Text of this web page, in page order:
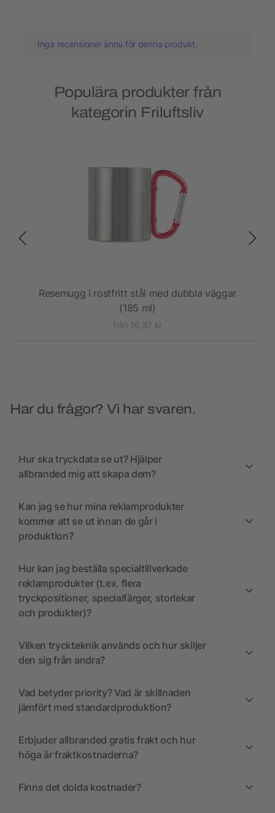
Inga recensioner ännu för denna produkt.
Populära produkter från
kategorin Friluftsliv
Resemugg i rostfritt stål med dubbla väggar
(185 ml)
från 16,87 kr
Har du frågor? Vi har svaren.
Hur ska tryckdata se ut? Hjälper
allbranded mig att skapa dem?
Kan jag se hur mina reklamprodukter
kommer att se ut innan de går i
produktion?
Hur kan jag beställa specialtillverkade
reklamprodukter (t.ex. flera
tryckpositioner, specialfärger, storlekar
och produkter)?
Vilken tryckteknik används och hur skiljer
den sig från andra?
Vad betyder priority? Vad är skillnaden
jämfört med standardproduktion?
Erbjuder allbranded gratis frakt och hur
höga är fraktkostnaderna?
Finns det dolda kostnader?